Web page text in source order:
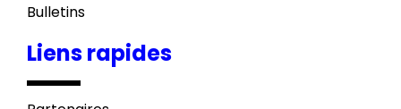
Bulletins
Liens rapides